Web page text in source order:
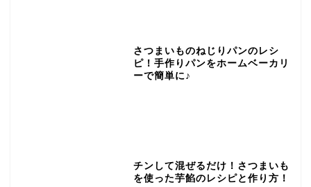
さつまいものねじりパンのレシ
ピ！手作りパンをホームベーカリ
ーで簡単に♪
チンして混ぜるだけ！さつまいも
を使った芋餡のレシピと作り方！